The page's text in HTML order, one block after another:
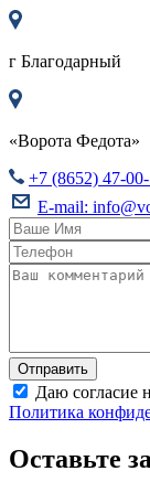
г Благодарный
«Ворота Федота»
+7 (8652) 47-
E-mail:
Даю согласие
Политика
Оставьте